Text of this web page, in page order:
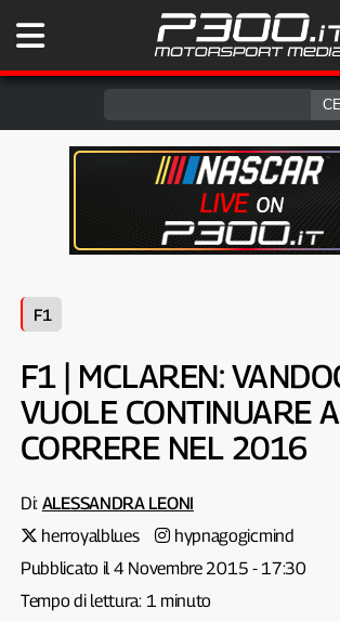
F1
F1 | MCLAREN:
VUOLE CONTINUARE A
CORRERE NEL 2016
Di: ALESSANDRA LEONI
herroyalblues
hypnagogicmind
Pubblicato il 4 Novembre 2015 - 17:30
Tempo di lettura: 1 minuto